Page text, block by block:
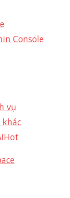
Console
vụ
Hot